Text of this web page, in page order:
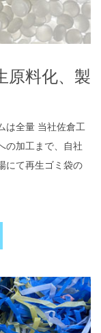
原料化、製
は全量 当社佐倉工
の加工まで、自社
にて再生ゴミ袋の
扱い商品